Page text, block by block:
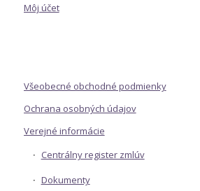
Môj účet
Všeobecné obchodné podmienky
Ochrana osobných údajov
Verejné informácie
Centrálny register zmlúv
Dokumenty